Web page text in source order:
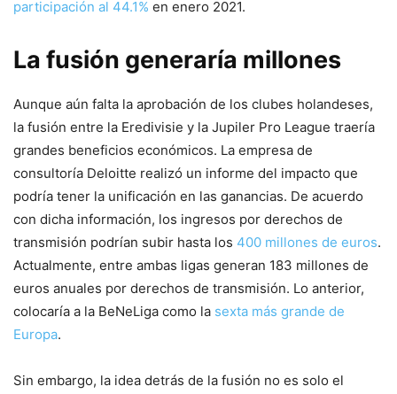
participación al 44.1% en enero 2021.
La fusión generaría millones
Aunque aún falta la aprobación de los clubes holandeses,
la fusión entre la Eredivisie y la Jupiler Pro League traería
grandes beneficios económicos. La empresa de
consultoría Deloitte realizó un informe del impacto que
podría tener la unificación en las ganancias. De acuerdo
con dicha información, los ingresos por derechos de
transmisión podrían subir hasta los 400 millones de euros.
Actualmente, entre ambas ligas generan 183 millones de
euros anuales por derechos de transmisión. Lo anterior,
colocaría a la BeNeLiga como la sexta más grande de
Europa.
Sin embargo, la idea detrás de la fusión no es solo el